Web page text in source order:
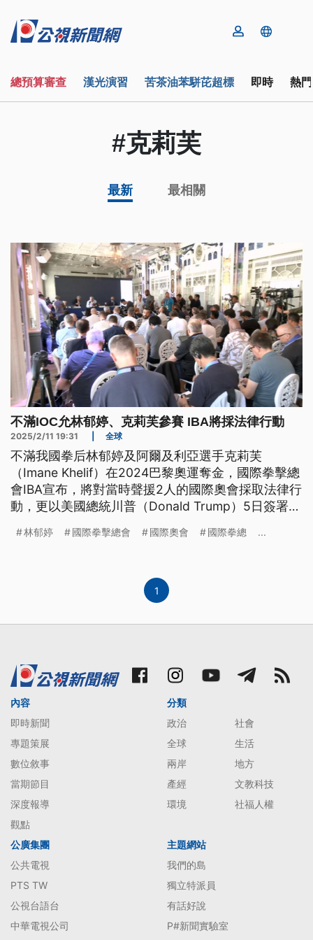
總預算審查 漢光演習 苦茶油苯駢芘超標 即時 熱
#克莉芙
最新 最相關
不滿IOC允林郁婷、克莉芙參賽 IBA將採法律行動
2025/2/11 19:31 全球
不滿我國拳后林郁婷及阿爾及利亞選手克莉芙
（Imane Khelif）在2024巴黎奧運奪金，國際拳擊總
會IBA宣布，將對當時聲援2人的國際奧會採取法律行
動，更以美國總統川普（Donald Trump）5日簽署的
選手，而是質疑國際奧會放行參賽的決定。
林郁婷 國際拳擊總會 國際奧會 國際拳總 ...
1
內容
即時新聞
專題策展
數位敘事
當期節目
深度報導
觀點
分類
政治
社會
全球
生活
兩岸
地方
產經
文教科技
環境
社福人權
公廣集團
公共電視
PTS TW
公視台語台
中華電視公司
主題網站
我們的島
獨立特派員
有話好說
P#新聞實驗室